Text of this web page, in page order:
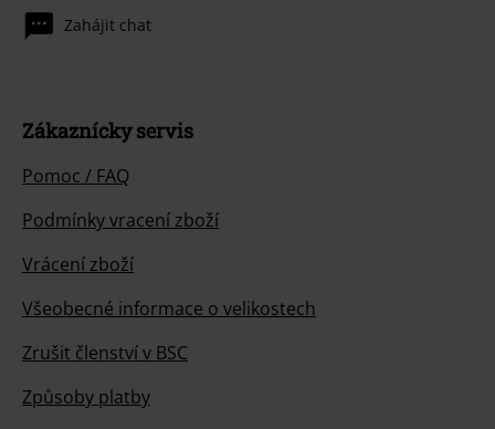
Zahájit chat
Zákaznícky servis
Pomoc / FAQ
Podmínky vracení zboží
Vrácení zboží
Všeobecné informace o velikostech
Zrušit členství v BSC
Způsoby platby